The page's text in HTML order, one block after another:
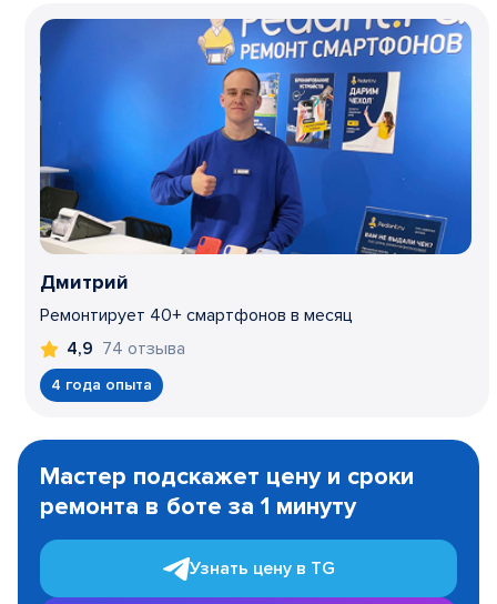
Дмитрий
Ремонтирует 40+ смартфонов в месяц
4,9 74 отзыва
4 года опыта
1
Мастер подскажет цену и сроки
ремонта в боте за 1 минуту
Узнать цену в TG